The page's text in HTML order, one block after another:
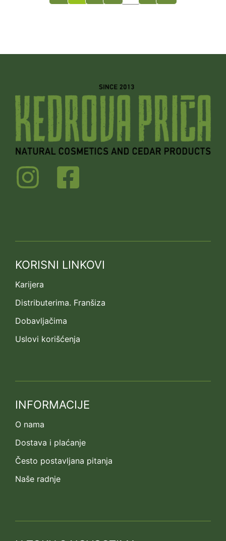
KORISNI LINKOVI
Karijera
Distributerima. Franšiza
Dobavljačima
Uslovi korišćenja
INFORMACIJE
O nama
Dostava i plaćanje
Često postavljana pitanja
Naše radnje